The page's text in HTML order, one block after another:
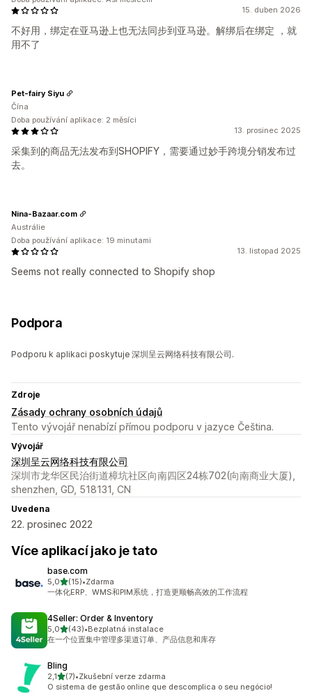
15. duben 2026
不好用，绑定在亚马逊上也无法同步到亚马逊。解绑后在绑定 ，就
用不了
13. prosinec 2025
采集到的商品无法发布到SHOPIFY，需要通过妙手跨境分销发布过
去。
Pet-fairy Siyu
Čína
Doba používání aplikace: 2 měsíci
13. listopad 2025
Seems not really connected to Shopify shop
Nina-Bazaar.com
Austrálie
Doba používání aplikace: 19 minutami
Podpora
Podporu k aplikaci poskytuje 深圳呈云网络科技有限公司.
Zdroje
Zásady ochrany osobních údajů
Tento vývojář nenabízí přímou podporu v jazyce Čeština.
Vývojář
深圳呈云网络科技有限公司
深圳市龙华区民治街道樟坑社区向南四区24栋702(向南商业大厦),
shenzhen, GD, 518131, CN
Uvedena
22. prosinec 2022
Více aplikací jako je tato
base.com
5,0z 5 hvězd
(15)
Celkový počet recenzí: 15
•Zdarma
一体化ERP、WMS和PIM系统，打造更顺畅高效的工作流程
4Seller: Order & Inventory
5,0z 5 hvězd
(43)
Celkový počet recenzí: 43
•Bezplatná instalace
在一个位置集中管理多渠道订单、产品信息和库存
Bling
2,1z 5 hvězd
(7)
Celkový počet recenzí: 7
•Zkušební verze zdarma
O sistema de gestão online que descomplica o seu negócio!